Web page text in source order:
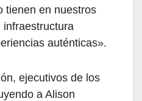
tienen en nuestros
auténticas».
ejecutivos de los
a Alison